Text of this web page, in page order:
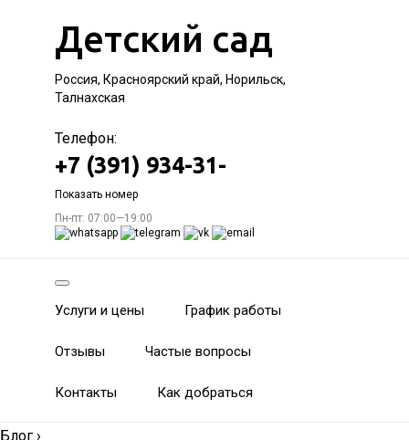
Детский сад
Россия, Красноярский край, Норильск,
Талнахская
Телефон:
+7 (391) 934-31-
Показать номер
Пн-пт: 07:00—19:00
Услуги и цены График работы
Отзывы Частые вопросы
Контакты Как добраться
Блог ›